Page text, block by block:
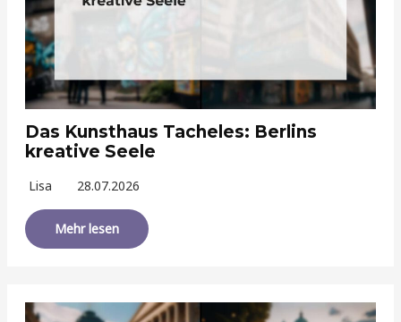
Das Kunsthaus Tacheles: Berlins
kreative Seele
Lisa 28.07.2026
Mehr lesen